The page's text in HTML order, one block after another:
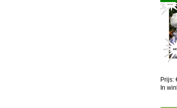
Prijs:
In